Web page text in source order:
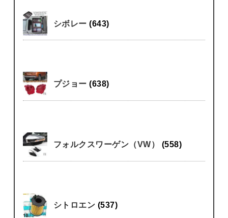
シボレー(643)
プジョー(638)
フォルクスワーゲン（VW） (558)
シトロエン (537)